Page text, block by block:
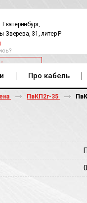
Екатеринбург,
Зверева, 31, литер Р
ЗВОНОК
Про кабель
ПвКП2г-35
0